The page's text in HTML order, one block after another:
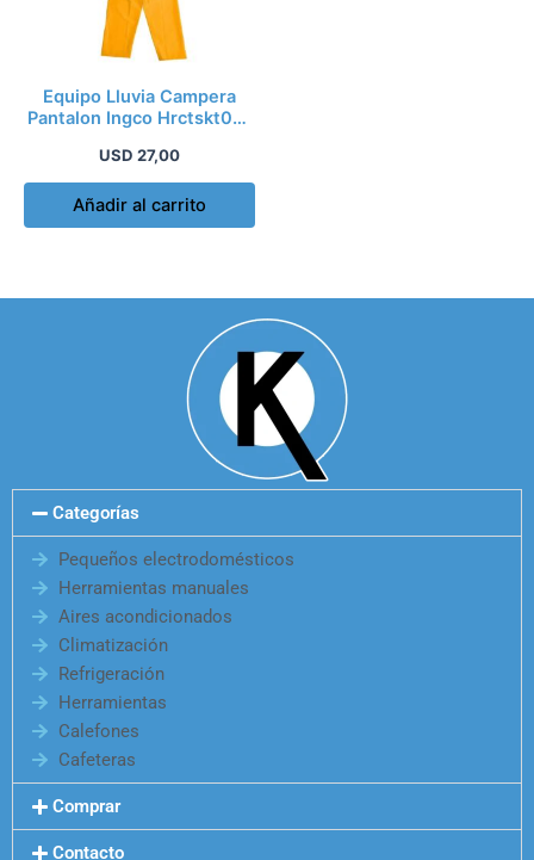
Equipo Lluvia Campera
Pantalon Ingco Hrctskt031
USD 27,00
Añadir al carrito
Categorías
Pequeños electrodomésticos
Herramientas manuales
Aires acondicionados
Climatización
Refrigeración
Herramientas
Calefones
Cafeteras
Comprar
Contacto